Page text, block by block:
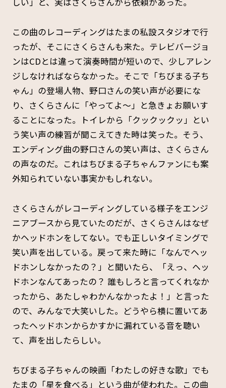
この曲のレコーディングはたまの私設スタジオで行
ったが、そこにさくらさんも来た。テレビバージョ
ンはCDとは違って演奏時間が短いので、少しアレン
ジしなければならなかった。そこで「ちびまる子ち
ゃん」の登場人物、野口さんの笑い声が必要にな
り、さくらさんに「やってよ～」と急きょお願いす
ることになった。トイレから「クックックッ」とい
う笑い声の練習が聞こえてきた時は笑った。そう、
エンディング曲の野口さんの笑い声は、さくらさん
の声なのだ。これはちびまる子ちゃんファンにも案
外知られていない事実かもしれない。
さくらさんがレコーディングしている様子をエンジ
ニアブースから見ていたのだが、さくらさんはなぜ
かヘッドホンをしてない。でも正しいタイミングで
笑い声を出している。戻って来た時に「なんでヘッ
ドホンしなかったの？」と聞いたら、「えっ、ヘッ
ドホンなんてあったの？ 誰もしろと言ってくれなか
ったから、あたしゃわかんなかったよ！」と言った
ので、みんなで大笑いした。どうやら横に置いてあ
ったヘッドホンからかすかに漏れている音を聴い
て、声を出したらしい。
ちびまる子ちゃんの映画「わたしの好きな歌」でも
たまの「星を食べる」という曲が使われた。この曲